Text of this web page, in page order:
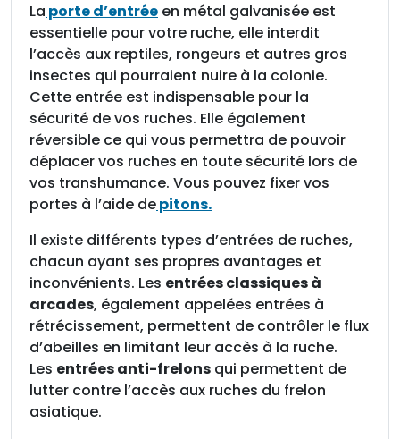
La porte d’entrée en métal galvanisée est
essentielle pour votre ruche, elle interdit
l’accès aux reptiles, rongeurs et autres gros
insectes qui pourraient nuire à la colonie.
Cette entrée est indispensable pour la
sécurité de vos ruches. Elle également
réversible ce qui vous permettra de pouvoir
déplacer vos ruches en toute sécurité lors de
vos transhumance. Vous pouvez fixer vos
portes à l’aide depitons.
Il existe différents types d’entrées de ruches,
chacun ayant ses propres avantages et
inconvénients. Les entrées classiques à
arcades, également appelées entrées à
rétrécissement, permettent de contrôler le flux
d’abeilles en limitant leur accès à la ruche.
Les entrées anti-frelons qui permettent de
lutter contre l’accès aux ruches du frelon
asiatique.